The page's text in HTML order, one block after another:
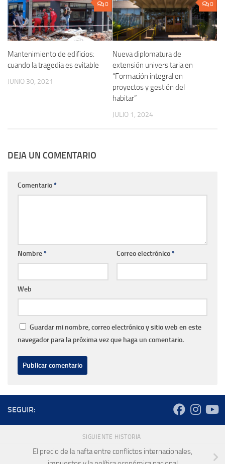
0
Mantenimiento de edificios:
cuando la tragedia es evitable
JUNIO 30, 2021
0
Nueva diplomatura de
extensión universitaria en
“Formación integral en
proyectos y gestión del
habitar”
JULIO 1, 2024
DEJA UN COMENTARIO
Comentario*
Nombre* Correo electrónico*
Web
Guardar mi nombre, correo electrónico y sitio web en este
navegador para la próxima vez que haga un comentario.
SEGUIR:
SIGUIENTE HISTORIA
El precio de la nafta entre conflictos internacionales,